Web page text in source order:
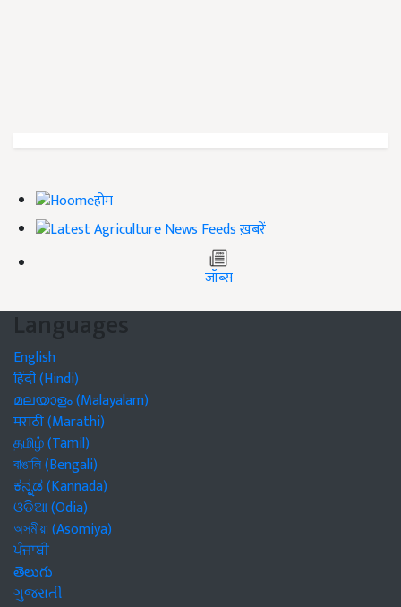
होम
ख़बरें
जॉब्स
Languages
English
हिंदी (Hindi)
മലയാളം (Malayalam)
मराठी (Marathi)
தமிழ் (Tamil)
বাঙালি (Bengali)
ಕನ್ನಡ (Kannada)
ଓଡିଆ (Odia)
অসমীয়া (Asomiya)
ਪੰਜਾਬੀ
తెలుగు
ગુજરાતી